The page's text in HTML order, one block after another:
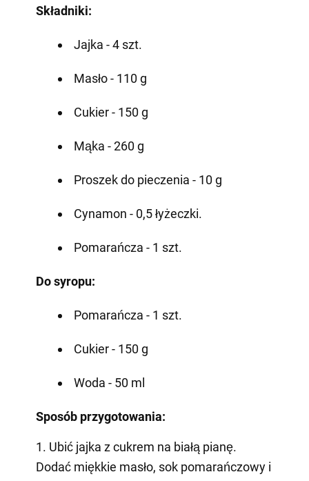
Składniki:
Jajka - 4 szt.
Masło - 110 g
Cukier - 150 g
Mąka - 260 g
Proszek do pieczenia - 10 g
Cynamon - 0,5 łyżeczki.
Pomarańcza - 1 szt.
Do syropu:
Pomarańcza - 1 szt.
Cukier - 150 g
Woda - 50 ml
Sposób przygotowania:
1. Ubić jajka z cukrem na białą pianę.
Dodać miękkie masło, sok pomarańczowy i